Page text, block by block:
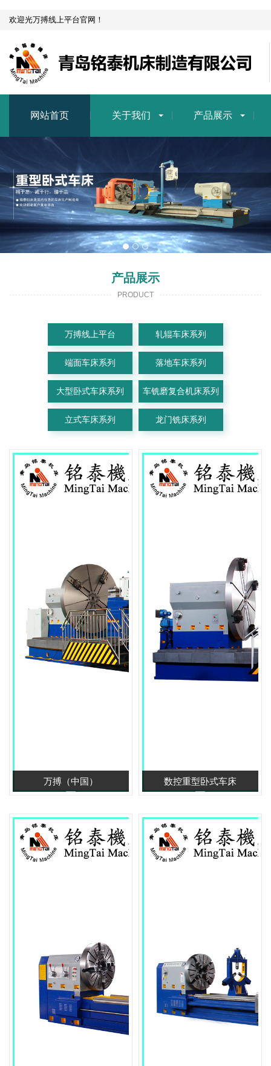
欢迎光万搏线上平台官网！
网站首页 关于我们 产品展示
产品展示
PRODUCT
万搏线上平台 轧辊车床系列
端面车床系列 落地车床系列
大型卧式车床系列 车铣磨复合机床系列
立式车床系列 龙门铣床系列
万搏（中国） 数控重型卧式车床